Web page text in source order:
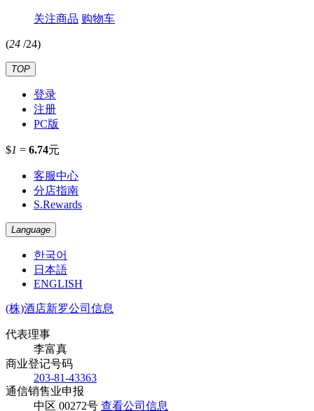
关注商品 购物车
(24 /24)
TOP
登录
注册
PC版
$1 = 6.74元
客服中心
分店指南
S.Rewards
Language
한국어
日本語
ENGLISH
(株)酒店新罗公司信息
代表理事
李富真
商业登记号码
203-81-43363
通信销售业申报
中区 00272号 查看公司信息